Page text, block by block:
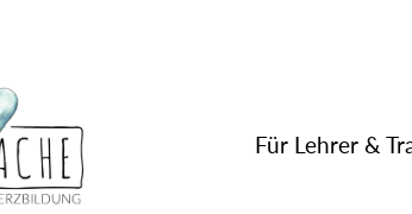
Für Lehrer &